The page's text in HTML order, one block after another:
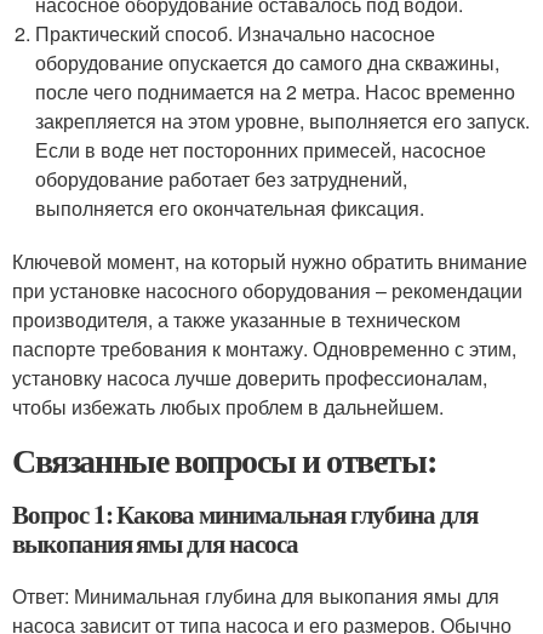
Практический способ. Изначально насосное
оборудование опускается до самого дна скважины,
после чего поднимается на 2 метра. Насос временно
закрепляется на этом уровне, выполняется его запуск.
Если в воде нет посторонних примесей, насосное
оборудование работает без затруднений,
выполняется его окончательная фиксация.
Ключевой момент, на который нужно обратить внимание
при установке насосного оборудования – рекомендации
производителя, а также указанные в техническом
паспорте требования к монтажу. Одновременно с этим,
установку насоса лучше доверить профессионалам,
чтобы избежать любых проблем в дальнейшем.
Связанные вопросы и ответы:
Вопрос 1: Какова минимальная глубина для
выкопания ямы для насоса
Ответ: Минимальная глубина для выкопания ямы для
насоса зависит от типа насоса и его размеров. Обычно